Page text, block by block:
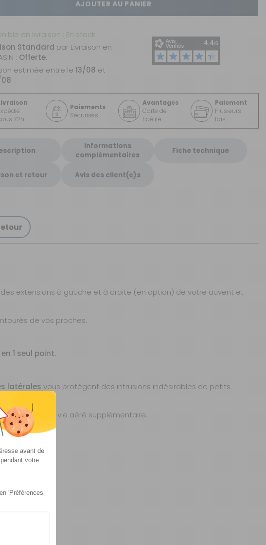
AJOUTER AU PANIER
en livraison : En stock
Standard par Livraison en
: Offerte.
estimée entre le 13/08 et
72h
Paiements
Sécurisés
Avantages
Carte de
fidélité
Paiement
Plusieurs
fois
Informations
complémentaires
Fiche technique
et retour Avis des client(e)s
extensions à gauche et à droite (en option) de votre auvent et
de vos proches.
1 seul point.
latérales vous protègent des intrusions indésirables de petits
espace de vie aéré supplémentaire.